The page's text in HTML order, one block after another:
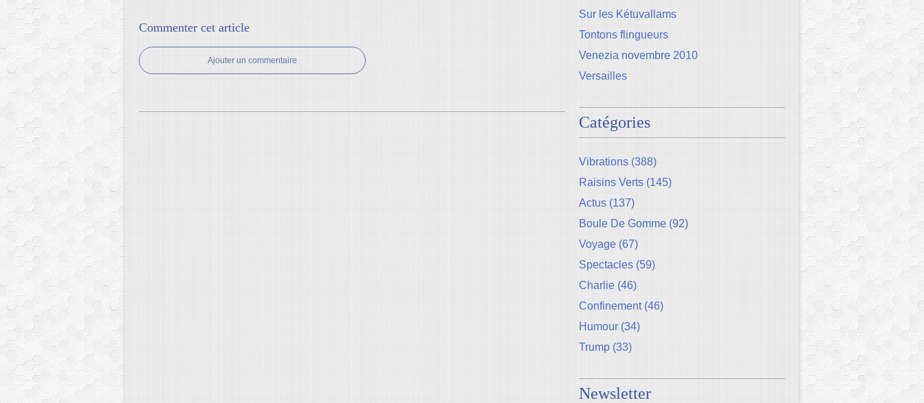
Commenter cet article
Ajouter un commentaire
Sur les Kétuvallams
Tontons flingueurs
Venezia novembre 2010
Versailles
Catégories
Vibrations (388)
Raisins Verts (145)
Actus (137)
Boule De Gomme (92)
Voyage (67)
Spectacles (59)
Charlie (46)
Confinement(46)
Humour (34)
Trump (33)
Newsletter